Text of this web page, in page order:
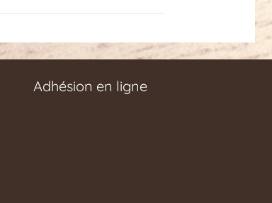
Adhésion en ligne